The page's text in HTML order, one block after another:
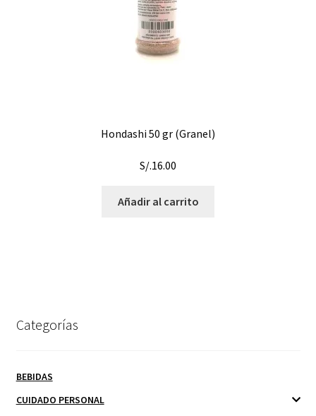
Hondashi 50 gr (Granel)
S/.16.00
Añadir al carrito
Categorías
BEBIDAS
CUIDADO PERSONAL